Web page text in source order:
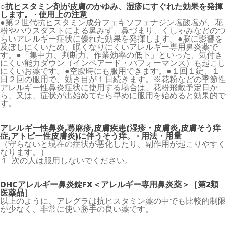
○抗ヒスタミン剤が皮膚のかゆみ、湿疹にすぐれた効果を発揮
します。 · 使用上の注意
●第２世代抗ヒスタミン成分フェキソフェナジン塩酸塩が、花
粉やハウスダストによる鼻みず、鼻づまり、くしゃみなどのつ
らいアレルギー症状に優れた効果を発揮します。●脳に影響を
及ぼしにくいため、眠くなりにくいアレルギー専用鼻炎薬で
す。●「集中力、判断力、作業効率の低下」といった、気付き
にくい能力ダウン（インペアード・パフォーマンス）も起こし
にくいお薬です。●空腹時にも服用できます。●１回１錠、１
日２回の服用で、効き目が１日続きます。※花粉などの季節性
アレルギー性鼻炎症状に使用する場合は、花粉飛散予定日か
ら、又は、症状が出始めてたら早めに服用を始めると効果的で
す。
アレルギー性鼻炎,蕁麻疹,皮膚疾患(湿疹・皮膚炎,皮膚そう痒
症,アトピー性皮膚炎)に伴うそう痒。 · 用法・用量
（守らないと現在の症状が悪化したり、副作用が起こりやすく
なります。）
１. 次の人は服用しないでください。
DHCアレルギー鼻炎錠FX＜アレルギー専用鼻炎薬＞［第2類
医薬品］
以上のように、アレグラは抗ヒスタミン薬の中でも比較的制限
が少なく、非常に使い勝手の良い薬です。